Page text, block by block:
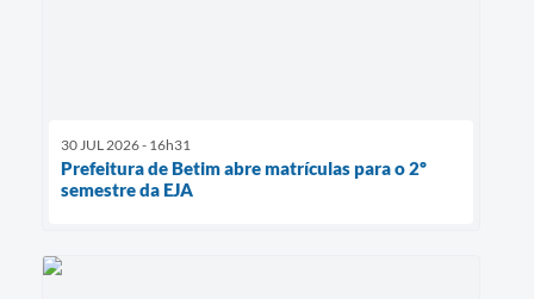
30 JUL 2026 - 16h31
Prefeitura de Betim abre matrículas para o 2º
semestre da EJA